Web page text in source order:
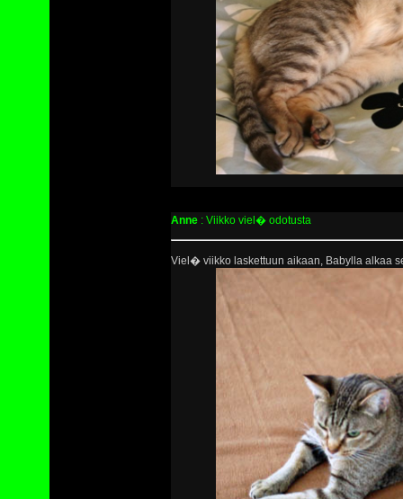
Anne : Viikko viel� odotusta
Viel� viikko laskettuun aikaan, Babylla alkaa